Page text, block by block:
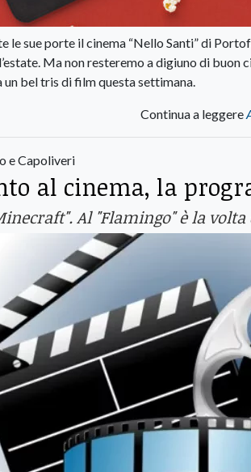
le sue porte il cinema “Nello Santi” di
Ma non resteremo a digiuno di buon
bel tris di film questa settimana.
Continua a leggere
e Capoliveri
al cinema, la
Al "Flamingo" è la